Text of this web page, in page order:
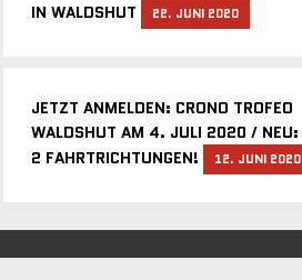
IN WALDSHUT
22. JUNI 2020
JETZT ANMELDEN: CRONO TROFEO
WALDSHUT AM 4. JULI 2020 / NEU:
2 FAHRTRICHTUNGEN!
12. JUNI 2020